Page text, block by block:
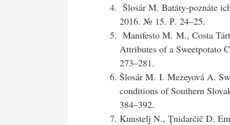
Šlosár M. Batáty-poznáte
2016. № 15. Р. 24–25.
Manifesto M. M., Costa
Attributes of a
273–281.
Šlosár M. I. Mezeyová A.
conditions of Southern
384–392.
Kunstelj N., Ţnidarčič D.